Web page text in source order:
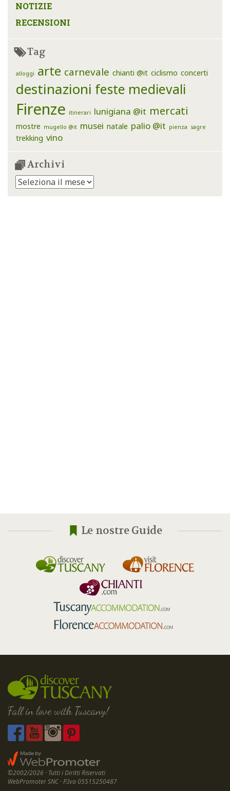
NOTIZIE
RECENSIONI
Tag
alloggi arte carnevale chianti @it ciclismo concerti
destinazioni feste medievali
Firenze itinerari lunigiana @it mercati
mostre mugello @it musei natale palio @it pienza sagre
trekking vino
Archivi
Archivi
Le nostre Guide
Fall in love with Tuscany!
©2002/2026 · Tutti i Diritti Riservati
WebPromoter SNC · P.Iva 05515250487